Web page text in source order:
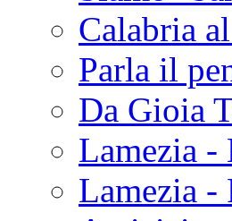
Calabria
Parla il
Da Gioia
Lamezia -
Lamezia -